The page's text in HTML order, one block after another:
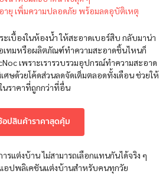
ายุ เพิ่มความปลอดภัย พร้อมลดอุบัติเหตุ
เบื้องในห้องน้ำ ให้สะอาดเบอร์สิบ กลับมาน่า
อเทมหรือผลิตภัณฑ์ทำความสะอาดชิ้นไหนก็
เพราะเรารวบรวมอุปกรณ์ทำความสะอาด
ศษด้วยโค้ดส่วนลดจัดเต็มตลอดทั้งเดือน ช่วยให้
นราคาที่ถูกกว่าที่อื่น
อปสินค้าราคาสุดคุ้ม
รแต่งบ้าน ไม่สามารถเลือกแทนกันได้จริง ๆ
แอปพลิเคชันแต่งบ้านสำหรับคนทุกวัย